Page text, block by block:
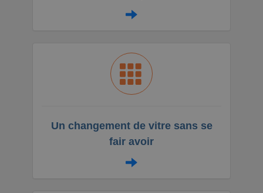
Un changement de vitre sans se
fair avoir